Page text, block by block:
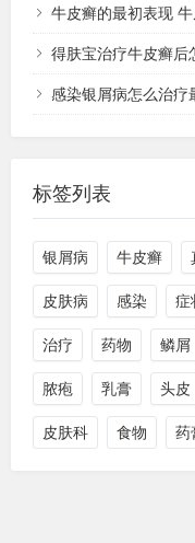
牛皮癣的最初表现
得肤宝治疗牛皮癣后怎么
感染银屑病怎么治疗最好
标签列表
银屑病 牛皮癣
皮肤病 感染 症
治疗 药物 鳞屑
脓疱 乳膏 头皮
皮肤科 食物 药